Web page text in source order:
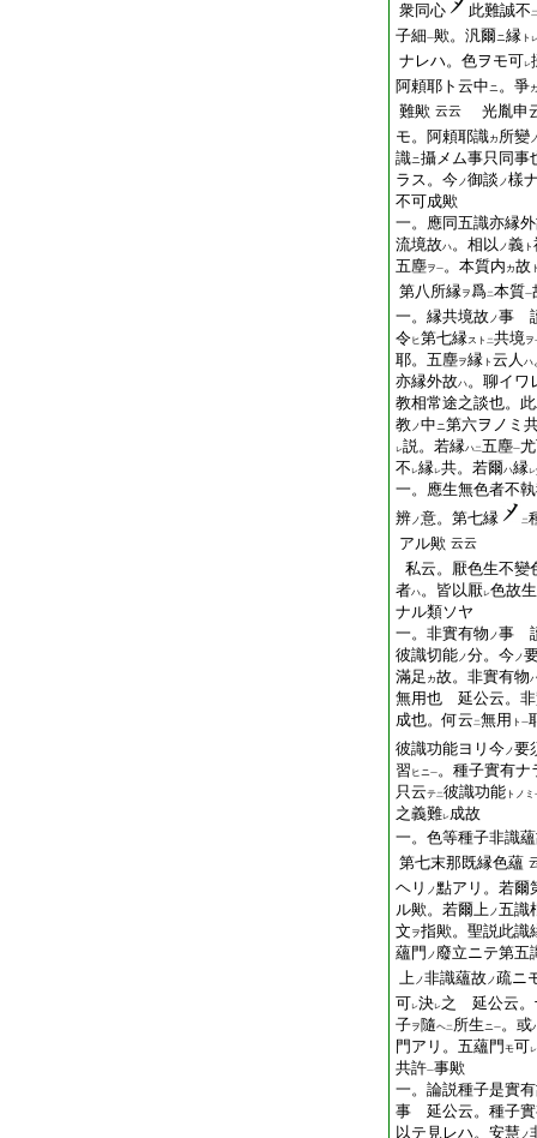
衆同心
此難誠不 二
子細一歟。汎爾ニ縁 ト レ
ナレハ。色ヲモ可レ
阿頼耶ト云中ニ。爭
難歟 云云
光胤申
モ。阿頼耶識カ 所變
識ニ攝メム事只同事
ラス。今ノ御談 ノ樣
不可成歟
一。應同五識亦縁
流境故ハ。相以 ノ義 ト
五塵ヲ一。本質内 カ故
第八所縁ヲ爲二本質一
一。縁共境故 ノ事
令ヒ第七縁スト 二共境ヲ
耶。五塵ヲ縁 ト 云人 ハ
亦縁外故ハ。聊イワ
教相常途之談也。此
教ノ中ニ第六ヲノミ
レ説。若縁ハ二五塵一
不 レ縁レ共。若爾ハ縁レ
一。應生無色者不
辨ノ意。第七縁 二
アル歟 云云
私云。厭色生不變
者ハ。皆以厭レ色故
ナル類ソヤ
一。非實有物 ノ事
彼識切能ノ分。今ノ
滿足 カ故。非實有物
無用也 延公云。非
成也。何云 二無用 ト 一
彼識功能ヨリ今ノ要
習 ヒニ一。種子實有ナ
只云テ二彼識功能 トノミ
之義難レ成故
一。色等種子非識
第七末那既縁色蘊
ヘリ ノ點アリ。若爾
ル歟。若爾上ノ五識
文 ヲ指歟。聖説此識
蘊門 ノ 廢立ニテ第五
上ノ非識蘊故 ノ疏ニ
可レ決レ之 延公云。
子ヲ 隨ヘ二 所生ニ一。或
門アリ。五蘊門 モ可レ
共許一事歟
一。論説種子是實
事 延公云。種子實
以テ見レハ。安慧ノ